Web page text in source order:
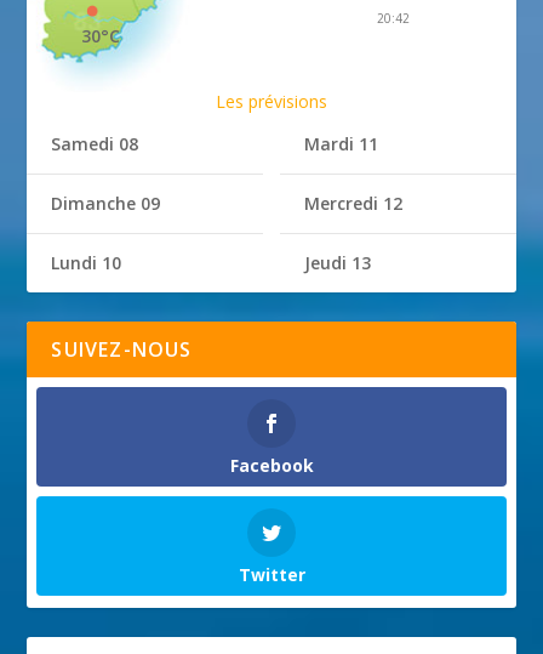
30°C
20:42
Les prévisions
Samedi 08
Dimanche 09
Lundi 10
Mardi 11
Mercredi 12
Jeudi 13
SUIVEZ-NOUS
Facebook
Twitter